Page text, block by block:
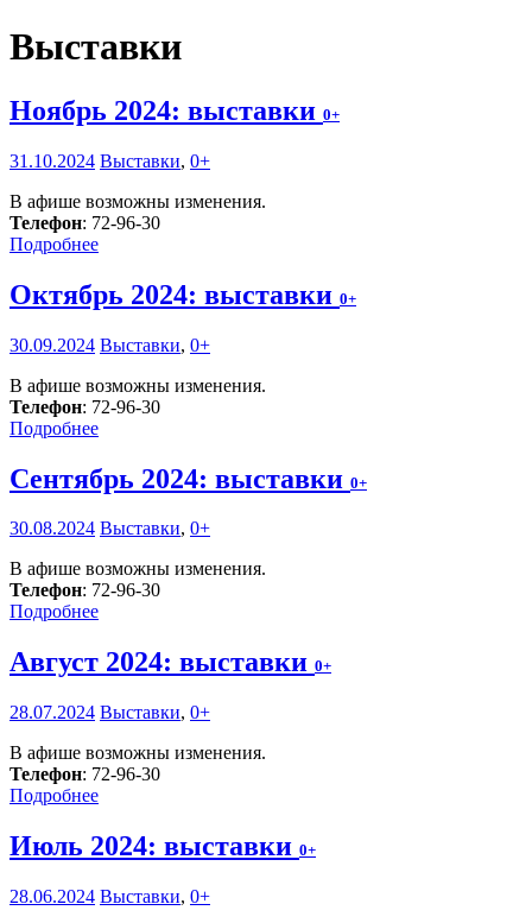
Выставки
Ноябрь 2024: выставки 0+
31.10.2024 Выставки, 0+
В афише возможны изменения.
Телефон: 72-96-30
Подробнее
Октябрь 2024: выставки 0+
30.09.2024 Выставки, 0+
В афише возможны изменения.
Телефон: 72-96-30
Подробнее
Сентябрь 2024: выставки 0+
30.08.2024 Выставки, 0+
В афише возможны изменения.
Телефон: 72-96-30
Подробнее
Август 2024: выставки 0+
28.07.2024 Выставки, 0+
В афише возможны изменения.
Телефон: 72-96-30
Подробнее
Июль 2024: выставки 0+
28.06.2024 Выставки, 0+